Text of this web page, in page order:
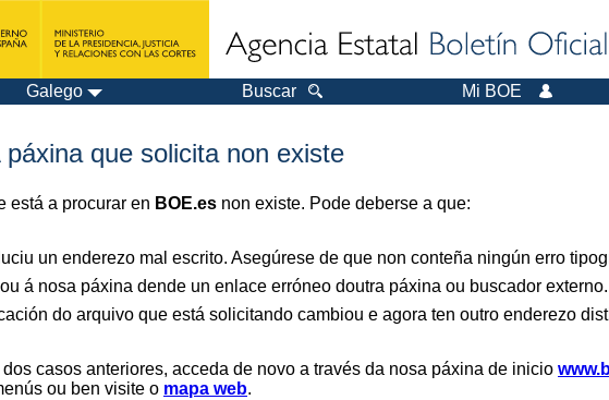
Galego Buscar Mi BOE
páxina que solicita non existe
está a procurar en BOE.es non existe. Pode deberse a que:
un enderezo mal escrito. Asegúrese de que non conteña ningún erro
á nosa páxina dende un enlace erróneo doutra páxina ou buscador externo.
do arquivo que está solicitando cambiou e agora ten outro enderezo
casos anteriores, acceda de novo a través da nosa páxina de inicio
ou ben visite o mapa web.